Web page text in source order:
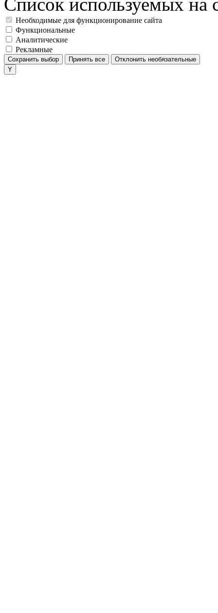
Необходимые для функционирование сайта
Функциональные
Аналитические
Рекламные
Сохранить выбор Принять все Отклонить необязательные